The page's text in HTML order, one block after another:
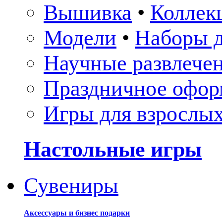
Вышивка •
Модели • Наборы
Научные
Праздничное
Игры для
Настольные игры
Сувениры
Аксессуары и бизнес подарки